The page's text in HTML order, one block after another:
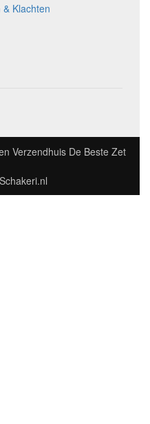
Klachten
Verzendhuis De Beste Zet
Schakeri.nl